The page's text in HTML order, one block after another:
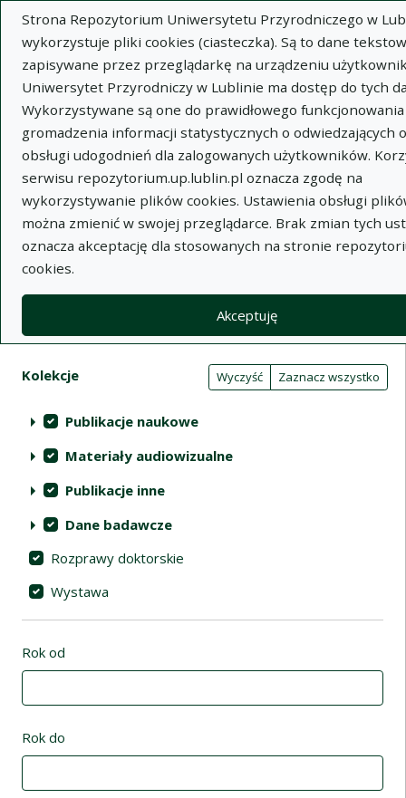
Strona Repozytorium Uniwersytetu Przyrodniczego w
wykorzystuje pliki cookies (ciasteczka). Są to dane
zapisywane przez przeglądarkę na urządzeniu
Uniwersytet Przyrodniczy w Lublinie ma dostęp do tych
Wykorzystywane są one do prawidłowego
gromadzenia informacji statystycznych o odwiedzających
obsługi udogodnień dla zalogowanych użytkowników.
serwisu repozytorium.up.lublin.pl oznacza zgodę na
wykorzystywanie plików cookies. Ustawienia obsługi
można zmienić w swojej przeglądarce. Brak zmian tych
oznacza akceptację dla stosowanych na stronie
cookies.
Akceptuję
Wyszukaj
Repozytorium Uniwersytetu
Przyrodniczego w Lublinie
Tabela wyników wyszukiwania
Filtry wyszukiwania (automatyczne
Akcje na kolekcjach Wyczyść Zaznacz wszystko
Kolekcje (automatyczne przeładowanie treści)
Publikacje naukowe
Materiały audiowizualne
Publikacje inne
Dane badawcze
Rozprawy doktorskie
Wystawa
Rok od
Rok do